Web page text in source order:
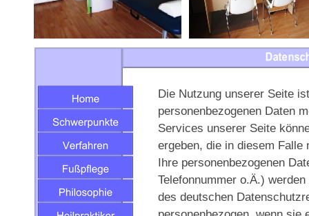
Die Nutzung unserer Seite
personenbezogenen Daten
Services unserer Seite
ergeben, die in diesem Falle
Ihre personenbezogenen
Telefonnummer o.Ä.)
des deutschen